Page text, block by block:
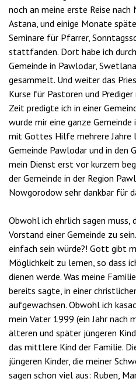
noch an meine erste Reise
Astana, und einige Monate
Seminare für Pfarrer,
stattfanden. Dort habe ich
Gemeinde in Pawlodar,
gesammelt. Und weiter das
Kurse für Pastoren und
Zeit predigte ich in einer
wurde mir eine ganze
mit Gottes Hilfe mehrere Jahre
Gemeinde Pawlodar und in den
mein Dienst erst vor kurzem
der Gemeinde in der Region
Nowgorodow sehr dankbar für
Obwohl ich ehrlich sagen muss,
Vorstand einer Gemeinde zu
einfach sein würde?! Gott gibt
Möglichkeit zu lernen, so dass
dienen werde. Was meine
bereits sagte, in einer
aufgewachsen. Obwohl ich
mein Vater 1999 (ein Jahr nach
älteren und später jüngeren
das mittlere Kind der Familie.
jüngeren Kinder, die meiner
sagen schon viel aus: Ruben,